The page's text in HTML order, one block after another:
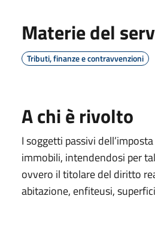
Materie del
Tributi, finanze e contravvenzioni
A chi è rivolto
I soggetti passivi
immobili, intendendosi per
ovvero il titolare del diritto
abitazione, enfiteusi,